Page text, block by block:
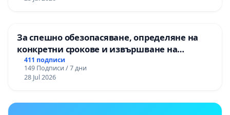
За спешно обезопасяване, определяне на
конкретни срокове и извършване на
цялостна рехабилитация на
републиканския път между пътен възел АМ
„Тракия“ - гр. Ихтиман - с. Мирово - к.к.
411 подписи
149 Подписи / 7 дни
28 Jul 2026